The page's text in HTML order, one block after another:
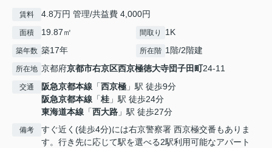
賃料 4.8万円 管理/共益費 4,000円
面積 19.87㎡ 間取り 1K
築年数 築17年 所在階 1階/2階建
所在地 京都府京都市右京区西京極徳大寺団子田町24-11
交通 阪急京都本線 「西京極 」駅 徒歩9分
阪急京都本線 「桂 」駅 徒歩24分
東海道本線 「西大路 」駅 徒歩27分
備考
すぐ近く(徒歩4分)には右京警察署 西京極交番もありま
す。行き先に応じて駅を選べる2駅利用可能なアパート